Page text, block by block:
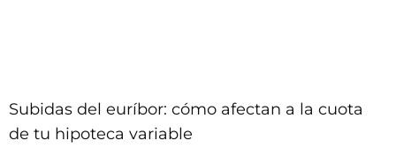
Subidas del euríbor: cómo afectan a la cuota
de tu hipoteca variable